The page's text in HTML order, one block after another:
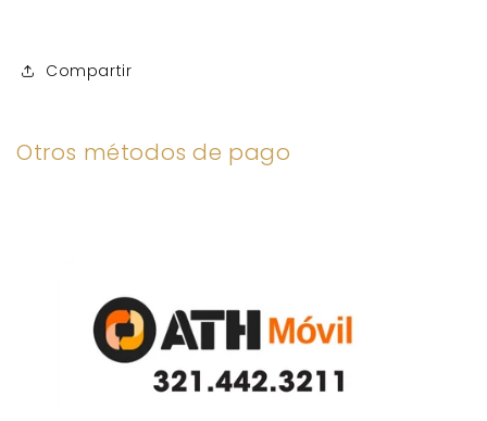
Compartir
Otros métodos de pago